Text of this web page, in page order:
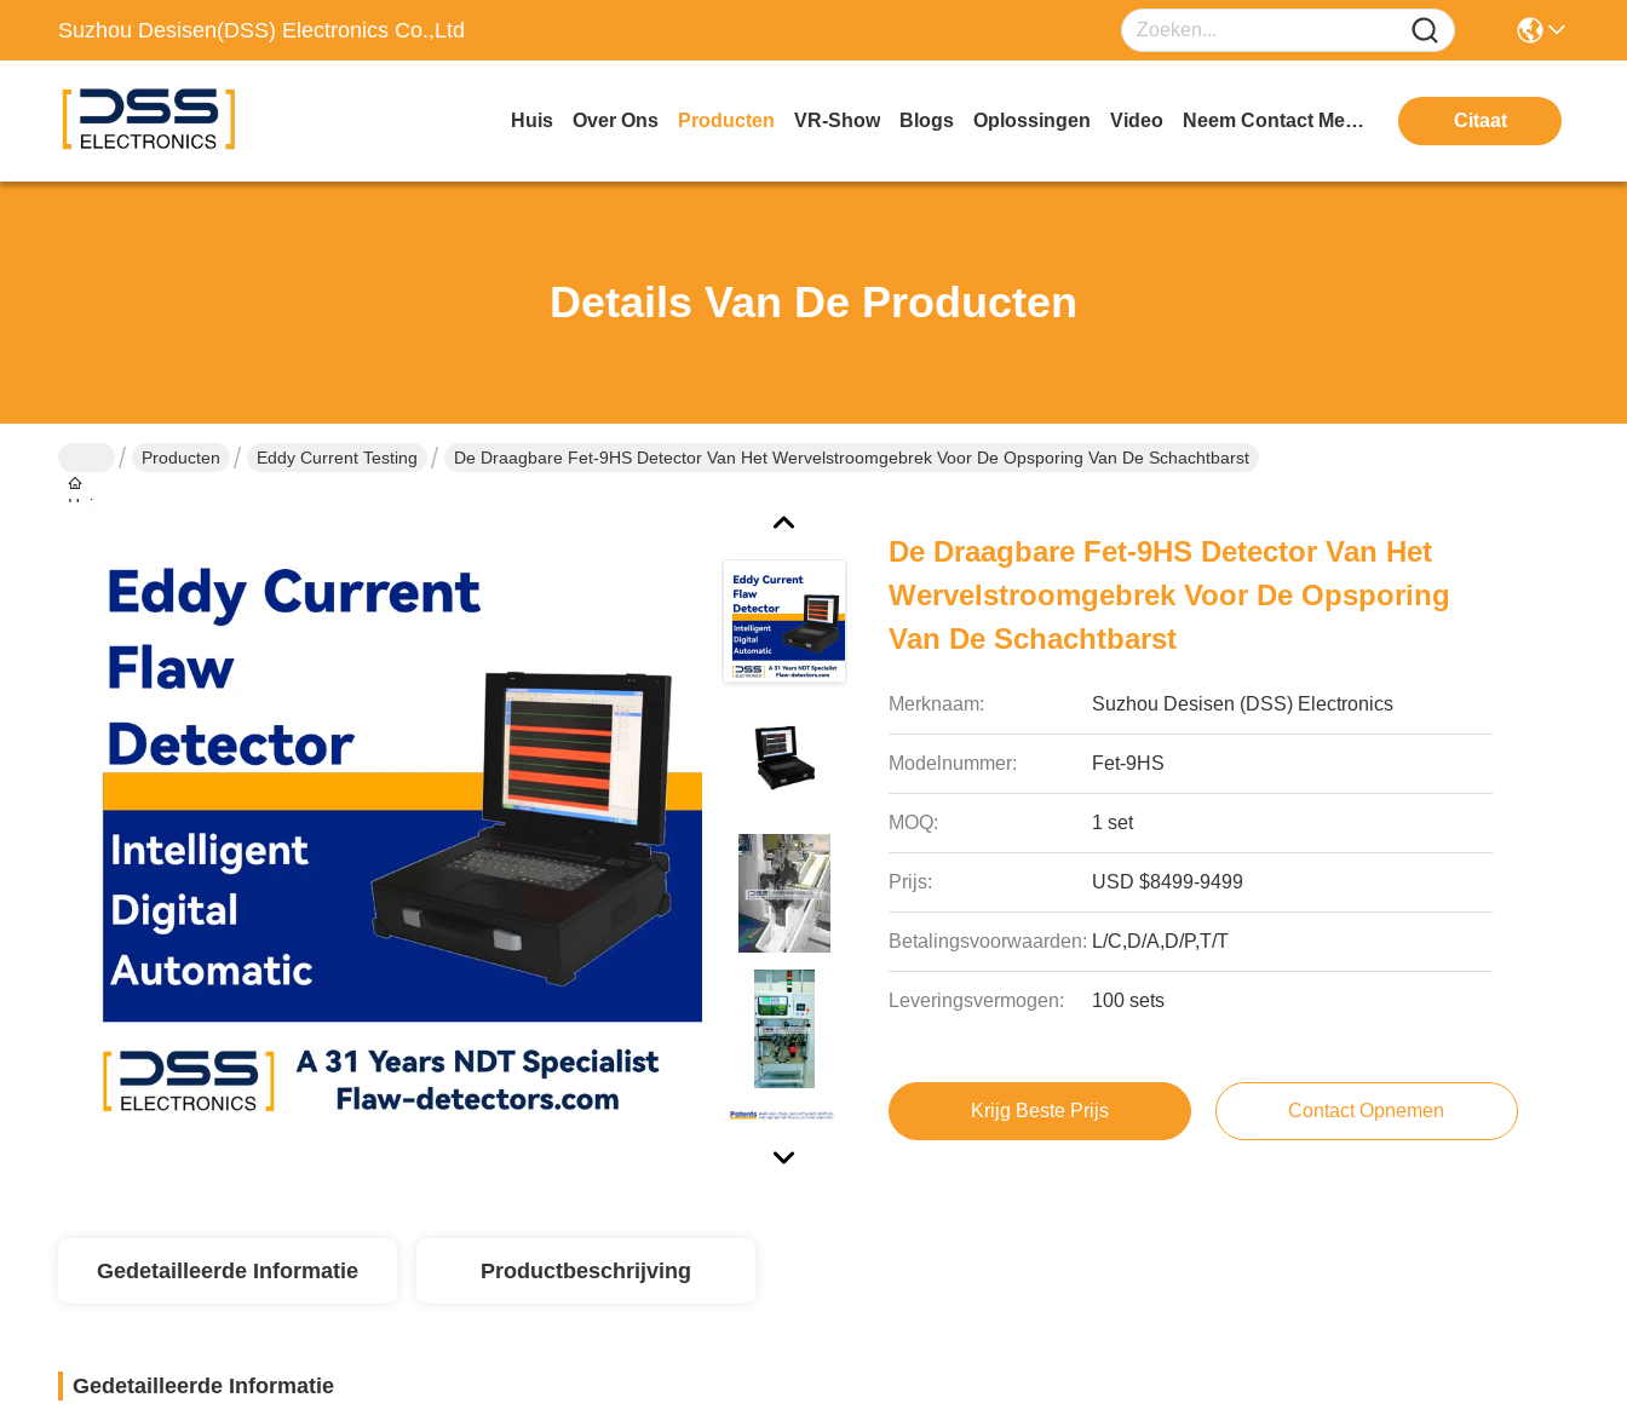
Suzhou Desisen(DSS) Electronics Co.,Ltd
Huis Over Ons Producten VR-Show Blogs Oplossingen Video Neem Contact Met Ons Op Citaat
Details Van De Producten
Huis
Producten Eddy Current Testing De Draagbare Fet-9HS Detector Van Het Wervelstroomgebrek Voor De Opsporing Van De Schachtbarst
De Draagbare Fet-9HS Detector Van Het
Wervelstroomgebrek Voor De Opsporing
Van De Schachtbarst
Merknaam: Suzhou Desisen (DSS) Electronics
Modelnummer: Fet-9HS
MOQ: 1 set
Prijs: USD $8499-9499
Betalingsvoorwaarden: L/C,D/A,D/P,T/T
Leveringsvermogen: 100 sets
Krijg Beste Prijs Contact Opnemen
Gedetailleerde Informatie Productbeschrijving
Gedetailleerde Informatie